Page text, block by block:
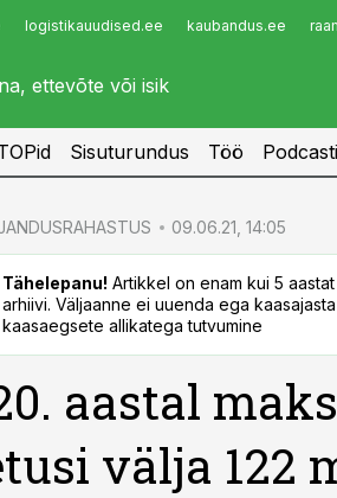
logistikauudised.ee kaubandus.ee
Infopank
Sisuturundus Töö
09.06.21, 14:05
Tähelepanu! Artikkel on enam kui 5
arhiivi. Väljaanne ei uuenda ega
kaasaegsete allikatega tutvumine
aastal
välja 122